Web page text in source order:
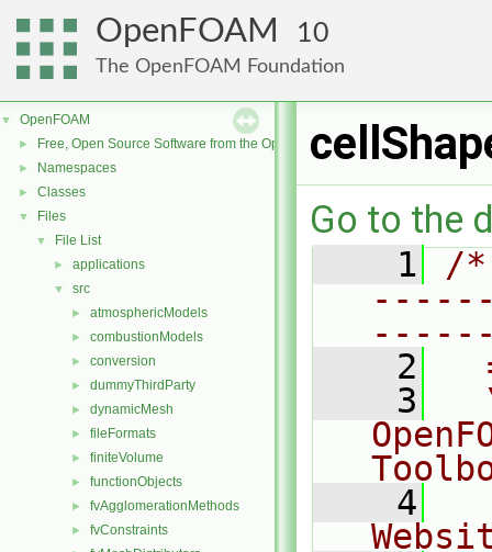
OpenFOAM 10
The OpenFOAM Foundation
▼ OpenFOAM
► Free, Open Source Software from the OpenFOAM Foundation
► Namespaces
► Classes
▼ Files
▼ File List
► applications
▼ src
► atmosphericModels
► combustionModels
► conversion
► dummyThirdParty
► dynamicMesh
► fileFormats
► finiteVolume
► functionObjects
► fvAgglomerationMethods
► fvConstraints
Go to the
    1
/
    2
    3
    4